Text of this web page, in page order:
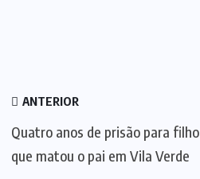
ANTERIOR
Quatro anos de prisão para filho
que matou o pai em Vila Verde